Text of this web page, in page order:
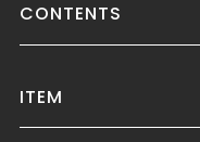
CONTENTS
ITEM